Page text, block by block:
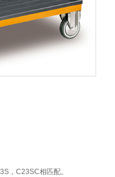
，C23SC相匹配。